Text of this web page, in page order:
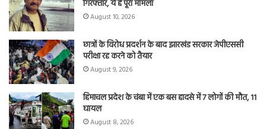
गिरफ्तार, ये है पूरा मामला
August 10, 2026
छात्रों के विरोध प्रदर्शन के बाद झारखंड सरकार जेपीएससी
परीक्षा रद्द करने को तैयार
August 9, 2026
हिमाचल प्रदेश के चंबा में एक बस हादसे में 7 लोगों की मौत, 11
घायल
August 8, 2026